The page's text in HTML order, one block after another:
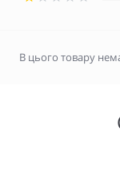
В цього товару